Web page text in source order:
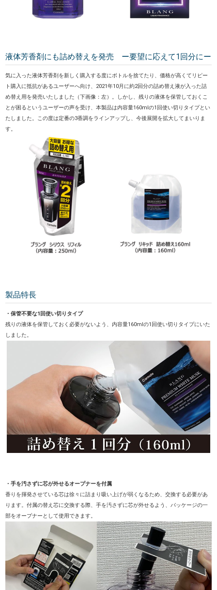
液体芳香剤にも詰め替えを発売 ー要望に応えて1回分にー
気に入った液体芳香剤を新しく購入する度にボトルを捨てたり、価格が高くてリピー
ト購入に抵抗があるユーザーへ向け、2021年10月に約2回分の詰め替え液が入った詰
め替え用を発売いたしました（下画像：左）。しかし、残りの液体を保管しておくこ
とが困るというユーザーの声を受け、本製品は内容量160mlの1回使い切りタイプとい
たしました。この度は定番の3香調をラインアップし、今後展開を拡大してまいりま
す。
製品特長
・保管不要な1回使い切りタイプ
残りの液体を保管しておく必要がないよう、内容量160mlの1回使い切りタイプにいた
しました。
・手を汚さずに芯が外せるオープナーを付属
香りを揮発させている芯は徐々に詰まり吸い上げが弱くなるため、交換する必要があ
ります。付属の替え芯に交換する際、手を汚さずに芯が外せるよう、パッケージの一
部をオープナーとして使用できます。